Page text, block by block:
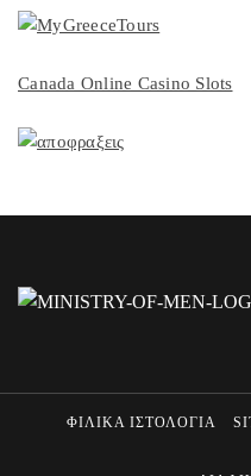
Canada Online Casino Slots
ΦΙΛΙΚΑ ΙΣΤΟΛΟΓΙΑ